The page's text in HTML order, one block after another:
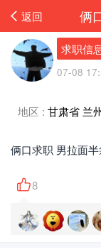
返回
求职信
07-08
地区 : 甘肃省 兰
俩口求职 男拉面
8